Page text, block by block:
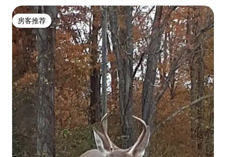
房客推荐
房客推荐